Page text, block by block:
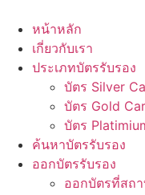
content
หน้าหลัก
เกี่ยวกับเรา
ประเภทบัตรรับรอง
บัตร Silver
บัตร Gold
บัตร
ค้นหาบัตรรับรอง
ออกบัตรรับรอง
ออกบัตรที่สถ